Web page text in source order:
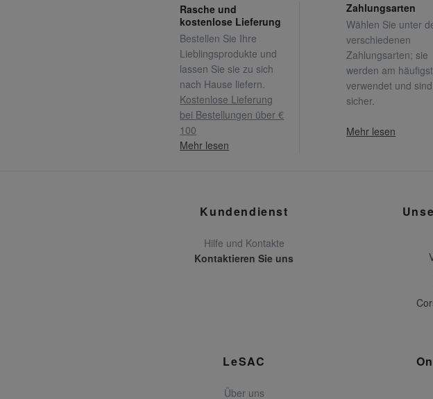
Rasche und
kostenlose Lieferung
Bestellen Sie Ihre
Lieblingsprodukte und
lassen Sie sie zu sich
nach Hause liefern.
Kostenlose Lieferung
bei Bestellungen über €
100
Mehr lesen
Zahlungsarten
Wählen Sie unter
verschiedenen
Zahlungsarten; sie
werden am
verwendet und sind
sicher.
Mehr lesen
Kundendienst
Hilfe und Kontakte
Kontaktieren Sie uns
LeSAC
Über uns